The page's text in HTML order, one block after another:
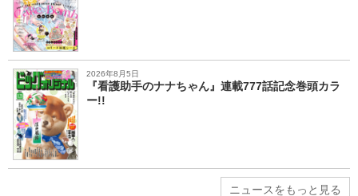
2026年8月5日
『看護助手のナナちゃん』連載777話記念巻頭カラ
ー!!
ニュースをもっと見る